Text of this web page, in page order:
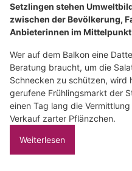
Setzlingen stehen
zwischen der Bevölkerung,
Anbieterinnen im
Wer auf dem Balkon eine
Beratung braucht, um die
Schnecken zu schützen, wird
gerufene Frühlingsmarkt der
einen Tag lang die
Verkauf zarter Pflänzchen.
Weiterlesen